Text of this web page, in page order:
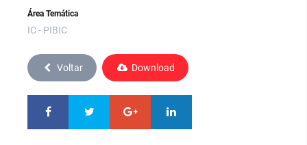
Área Temática
IC - PIBIC
Voltar Download